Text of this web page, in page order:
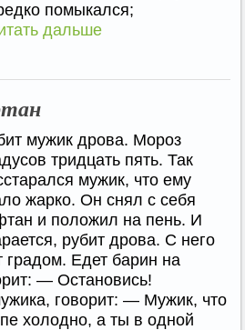
помыкался;
дальше
мужик дрова. Мороз
тридцать пять. Так
мужик, что ему
жарко. Он снял с себя
и положил на пень. И
рубит дрова. С него
градом. Едет барин на
— Остановись!
говорит: — Мужик, что
холодно, а ты в одной